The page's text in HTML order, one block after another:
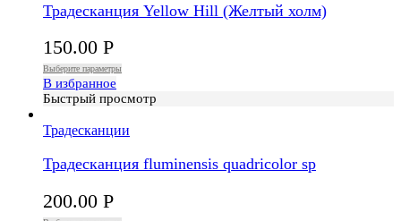
Традесканция Yellow Hill (Желтый холм)
150.00 Р
Выберите параметры
В избранное
Быстрый просмотр
Традесканции
Традесканция fluminensis quadricolor sp
200.00 Р